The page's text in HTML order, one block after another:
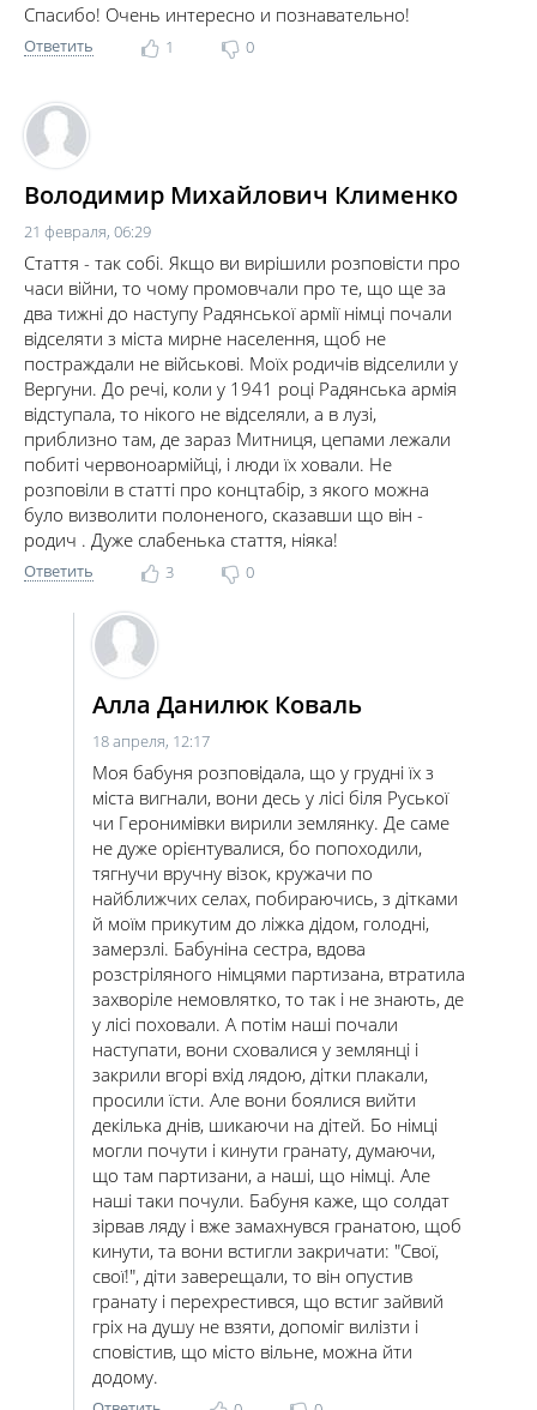
Спасибо! Очень интересно и познавательно!
Ответить 1 0
Володимир Михайлович Клименко
21 февраля, 06:29
Стаття - так собі. Якщо ви вирішили розповісти про
часи війни, то чому промовчали про те, що ще за
два тижні до наступу Радянської армії німці почали
відселяти з міста мирне населення, щоб не
постраждали не військові. Моїх родичів відселили у
Вергуни. До речі, коли у 1941 році Радянська армія
відступала, то нікого не відселяли, а в лузі,
приблизно там, де зараз Митниця, цепами лежали
побиті червоноармійці, і люди їх ховали. Не
розповіли в статті про концтабір, з якого можна
було визволити полоненого, сказавши що він -
родич . Дуже слабенька стаття, ніяка!
Ответить 3 0
Алла Данилюк Коваль
18 апреля, 12:17
Моя бабуня розповідала, що у грудні їх з
міста вигнали, вони десь у лісі біля Руської
чи Геронимівки вирили землянку. Де саме
не дуже орієнтувалися, бо попоходили,
тягнучи вручну візок, кружачи по
найближчих селах, побираючись, з дітками
й моїм прикутим до ліжка дідом, голодні,
замерзлі. Бабуніна сестра, вдова
розстріляного німцями партизана, втратила
захворіле немовлятко, то так і не знають, де
у лісі поховали. А потім наші почали
наступати, вони сховалися у землянці і
закрили вгорі вхід лядою, дітки плакали,
просили їсти. Але вони боялися вийти
декілька днів, шикаючи на дітей. Бо німці
могли почути і кинути гранату, думаючи,
що там партизани, а наші, що німці. Але
наші таки почули. Бабуня каже, що солдат
зірвав ляду і вже замахнувся гранатою, щоб
кинути, та вони встигли закричати: "Свої,
свої!", діти заверещали, то він опустив
гранату і перехрестився, що встиг зайвий
гріх на душу не взяти, допоміг вилізти і
сповістив, що місто вільне, можна йти
додому.